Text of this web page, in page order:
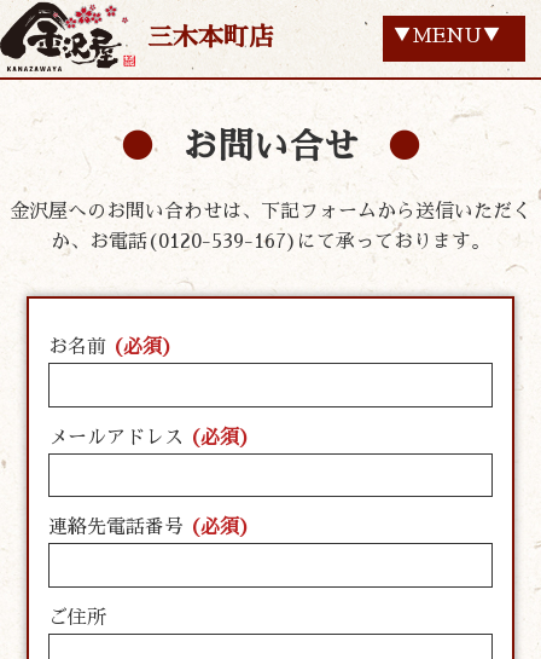
三木本町店 ▼MENU▼
お問い合せ
金沢屋へのお問い合わせは、下記フォームから送信いただく
か、お電話(0120-539-167)にて承っております。
お名前 (必須)
メールアドレス (必須)
連絡先電話番号 (必須)
ご住所